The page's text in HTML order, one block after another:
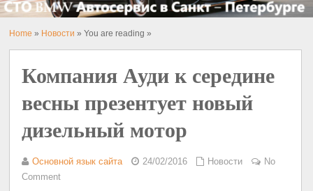
Home » Новости » You are reading »
Компания Ауди к середине
весны презентует новый
дизельный мотор
Основной язык сайта 24/02/2016 Новости
No
Comment